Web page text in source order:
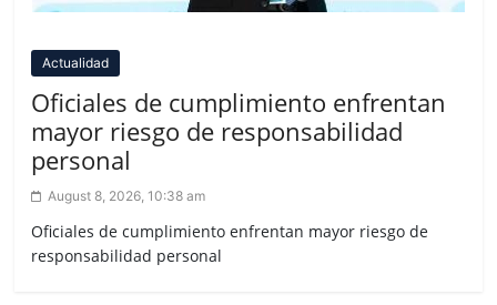
Actualidad
Oficiales de cumplimiento enfrentan
mayor riesgo de responsabilidad
personal
August 8, 2026, 10:38 am
Oficiales de cumplimiento enfrentan mayor riesgo de
responsabilidad personal